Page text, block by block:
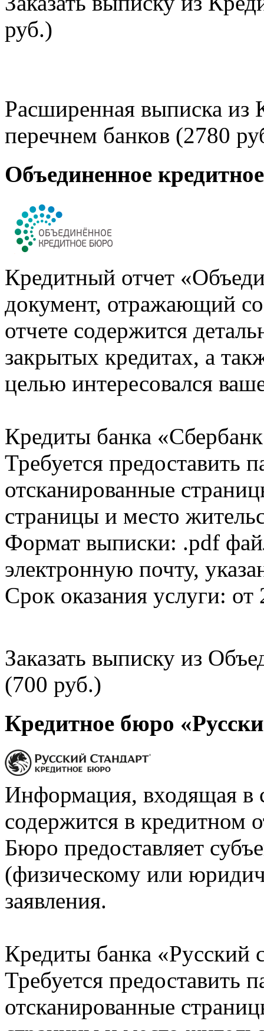
руб.)
Расширенная выписка из
перечнем банков (2780
Объединенное
Кредитный отчет
документ, отражающий
отчете содержится
закрытых кредитах, а
целью интересовался
Кредиты банка
Требуется предоставить
отсканированные
страницы и место
Формат выписки: .pdf
электронную почту,
Срок оказания услуги: от
Заказать выписку из
(700 руб.)
Кредитное бюро
Информация, входящая в
содержится в кредитном
Бюро предоставляет
(физическому или
заявления.
Кредиты банка «Русский
Требуется предоставить
отсканированные